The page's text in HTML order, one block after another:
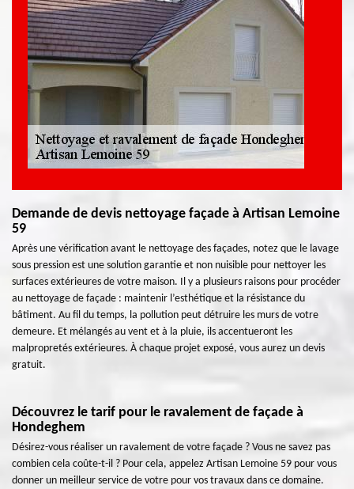
Demande de devis nettoyage façade à Artisan Lemoine
59
Après une vérification avant le nettoyage des façades, notez que le lavage
sous pression est une solution garantie et non nuisible pour nettoyer les
surfaces extérieures de votre maison. Il y a plusieurs raisons pour procéder
au nettoyage de façade : maintenir l’esthétique et la résistance du
bâtiment. Au fil du temps, la pollution peut détruire les murs de votre
demeure. Et mélangés au vent et à la pluie, ils accentueront les
malpropretés extérieures. À chaque projet exposé, vous aurez un devis
gratuit.
Découvrez le tarif pour le ravalement de façade à
Hondeghem
Désirez-vous réaliser un ravalement de votre façade ? Vous ne savez pas
combien cela coûte-t-il ? Pour cela, appelez Artisan Lemoine 59 pour vous
donner un meilleur service de votre pour vos travaux dans ce domaine.